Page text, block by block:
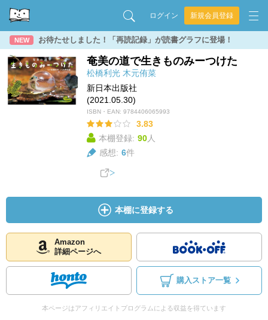
ログイン 新規会員登録
NEW お待たせしました！「再読記録」が読書グラフに登場！
奄美の道で生きものみーつけた
松橋利光 木元侑菜
新日本出版社
(2021.05.30)
ISBN・EAN: 9784406065993
3.83
本棚登録: 90人
感想: 6件
本棚に登録する
Amazon
詳細ページへ
購入ストア一覧
本ページはアフィリエイトプログラムによる収益を得ています